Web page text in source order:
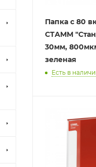
Папка с 80
СТАММ
30мм,
зеленая
Есть в